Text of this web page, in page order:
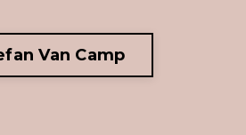
Van Camp